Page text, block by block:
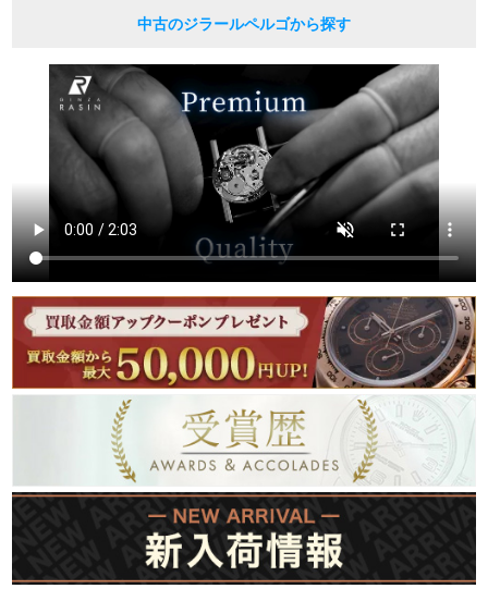
中古のジラールペルゴから探す